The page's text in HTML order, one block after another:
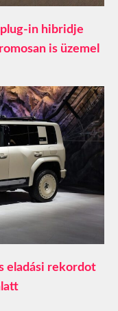
in hibridje
is üzemel
eladási rekordot